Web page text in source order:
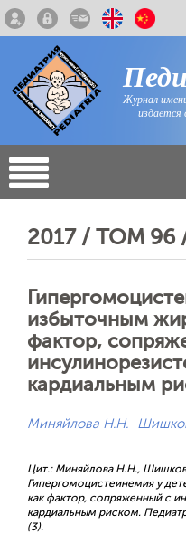
Журнал
издается
2017 / ТОМ 96
избыточным
фактор,
кардиальным
Миняйлова Н.Н.
Цит.: Миняйлова Н.Н.,
Гипергомоцистеинемия у
как фактор, сопряженный с
кардиальным риском.
(3).